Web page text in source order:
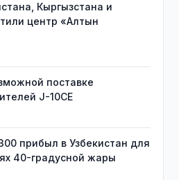
Кыргызстана и
центр «Алтын
поставке
J-10CE
прибыл в Узбекистан для
40-градусной жары